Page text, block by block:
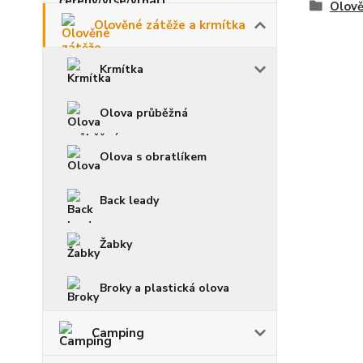
Olověné zátěže a krmítka
Krmítka
Olova průběžná
Olova s obratlíkem
Back leady
Žabky
Broky a plastická olova
Camping